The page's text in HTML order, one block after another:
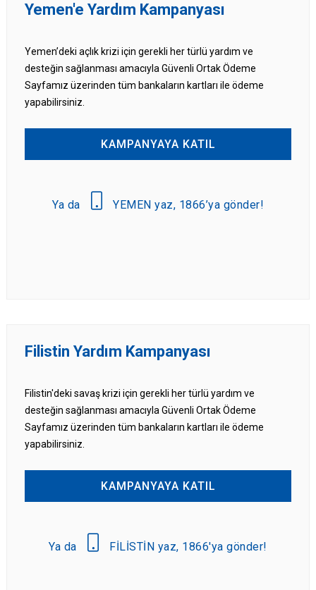
Yemen'e Yardım Kampanyası
Yemen’deki açlık krizi için gerekli her türlü yardım ve
desteğin sağlanması amacıyla Güvenli Ortak Ödeme
Sayfamız üzerinden tüm bankaların kartları ile ödeme
yapabilirsiniz.
KAMPANYAYA KATIL
Ya da YEMEN yaz, 1866’ya gönder!
Filistin Yardım Kampanyası
Filistin'deki savaş krizi için gerekli her türlü yardım ve
desteğin sağlanması amacıyla Güvenli Ortak Ödeme
Sayfamız üzerinden tüm bankaların kartları ile ödeme
yapabilirsiniz.
KAMPANYAYA KATIL
Ya da FİLİSTİN yaz, 1866'ya gönder!